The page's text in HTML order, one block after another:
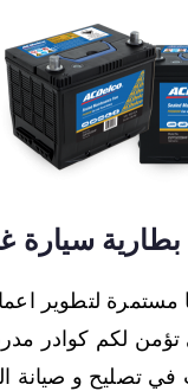
بطارية سيارة
مستمرة لتطوير
لكم كوادر
في تصليح و صيانة